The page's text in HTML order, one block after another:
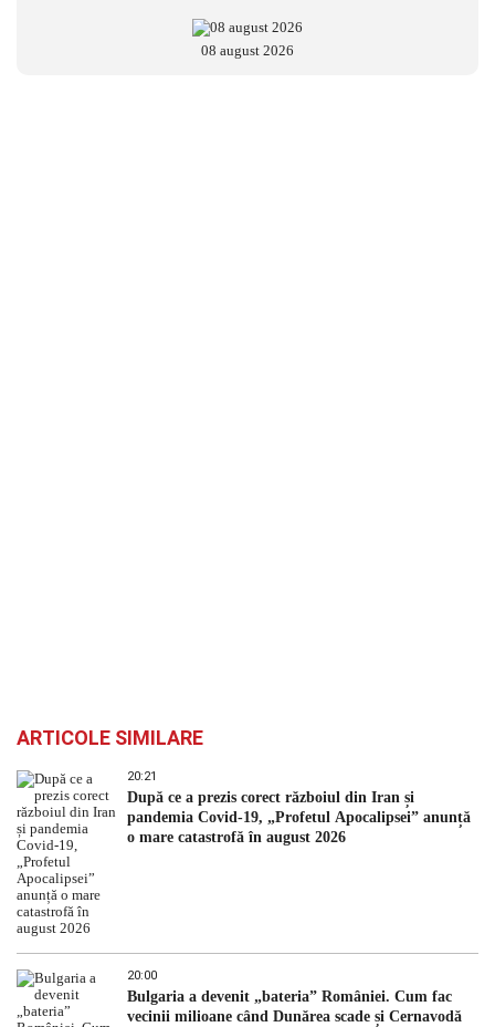
08 august 2026
ARTICOLE SIMILARE
20:21
După ce a prezis corect războiul din Iran și
pandemia Covid-19, „Profetul Apocalipsei” anunță
o mare catastrofă în august 2026
20:00
Bulgaria a devenit „bateria” României. Cum fac
vecinii milioane când Dunărea scade și Cernavodă